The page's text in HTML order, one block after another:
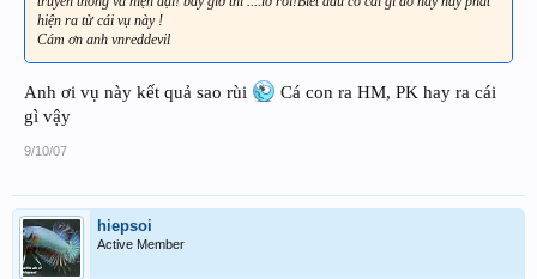
hiện ra từ cái vụ này !
Cám ơn anh vnreddevil
Anh ơi vụ này kết quả sao rùi
Cá con ra HM, PK hay ra cái
gì vậy
9/10/07
hiepsoi
Active Member